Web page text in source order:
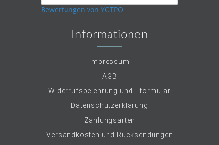
rating
Bewertungen von YOTPO
Informationen
Impressum
AGB
Widerrufsbelehrung und - formular
Datenschutzerklärung
Zahlungsarten
Versandkosten und Rücksendungen